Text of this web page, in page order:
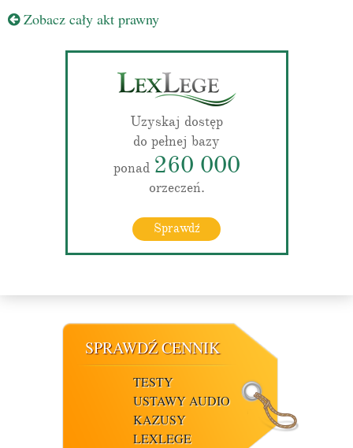
Zobacz cały akt prawny
Uzyskaj dostęp
do pełnej bazy
ponad 260 000
orzeczeń.
Sprawdź
SPRAWDŹ CENNIK
TESTY
USTAWY AUDIO
KAZUSY
LEXLEGE